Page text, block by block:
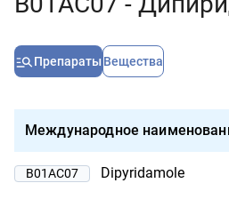
Препараты Вещества
Международное
B01AC07 Dipyridamole